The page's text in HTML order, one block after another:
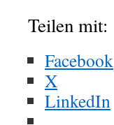
Teilen mit:
Facebook
X
LinkedIn